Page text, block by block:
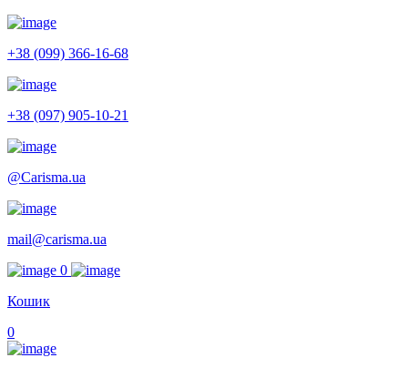
+38 (099) 366-16-68
+38 (097) 905-10-21
@Carisma.ua
mail@carisma.ua
0
Кошик
0